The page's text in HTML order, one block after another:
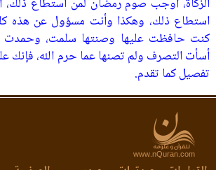
الزكاة، أوجب صوم رمضان لمن استطاع
استطاع ذلك، وهكذا وأنت مسؤول عن هذه
كنت حافظت عليها وصنتها سلمت، وحمدت
أسأت التصرف ولم تصنها عما حرم الله،
تفصيل كما تقدم.
www.nQuran.com